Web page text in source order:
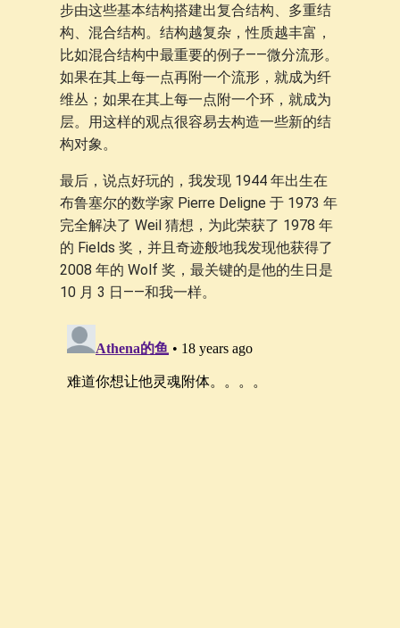
步由这些基本结构搭建出复合结构、多重结
构、混合结构。结构越复杂，性质越丰富，
比如混合结构中最重要的例子——微分流形。
如果在其上每一点再附一个流形，就成为纤
维丛；如果在其上每一点附一个环，就成为
层。用这样的观点很容易去构造一些新的结
构对象。
最后，说点好玩的，我发现 1944 年出生在
布鲁塞尔的数学家 Pierre Deligne 于 1973 年
完全解决了 Weil 猜想，为此荣获了 1978 年
的 Fields 奖，并且奇迹般地我发现他获得了
2008 年的 Wolf 奖，最关键的是他的生日是
10 月 3 日——和我一样。